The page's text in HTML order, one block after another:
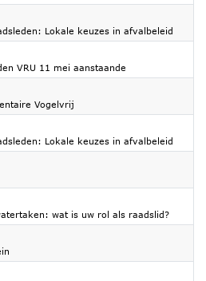
Lokale keuzes in afvalbeleid
VRU 11 mei aanstaande
Vogelvrij
Lokale keuzes in afvalbeleid
wat is uw rol als raadslid?